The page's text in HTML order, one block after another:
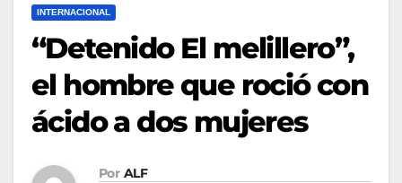
INTERNACIONAL
“Detenido El melillero”,
el hombre que roció con
ácido a dos mujeres
Por ALF